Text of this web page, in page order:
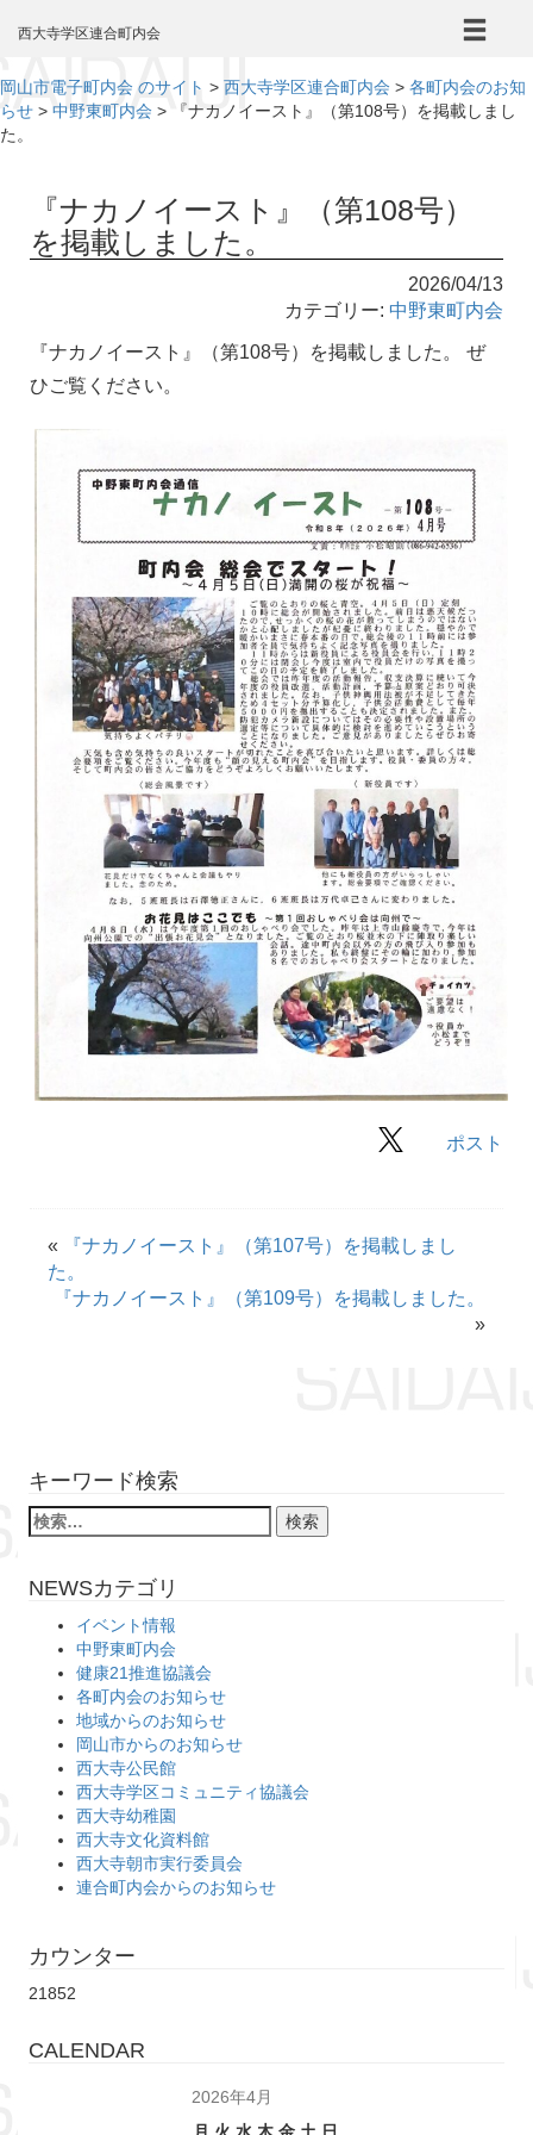
西大寺学区連合町内会
岡山市電子町内会 のサイト > 西大寺学区連合町内会 > 各町内会のお知
らせ > 中野東町内会 >
『ナカノイースト』（第108号）を掲載しまし
た。
『ナカノイースト』（第108号）
を掲載しました。
2026/04/13
カテゴリー: 中野東町内会
『ナカノイースト』（第108号）を掲載しました。 ぜ
ひご覧ください。
ポスト
«
『ナカノイースト』（第107号）を掲載しまし
た。
『ナカノイースト』（第109号）を掲載しました。
»
キーワード検索
NEWSカテゴリ
イベント情報
中野東町内会
健康21推進協議会
各町内会のお知らせ
地域からのお知らせ
岡山市からのお知らせ
西大寺公民館
西大寺学区コミュニティ協議会
西大寺幼稚園
西大寺文化資料館
西大寺朝市実行委員会
連合町内会からのお知らせ
カウンター
21852
CALENDAR
2026年4月